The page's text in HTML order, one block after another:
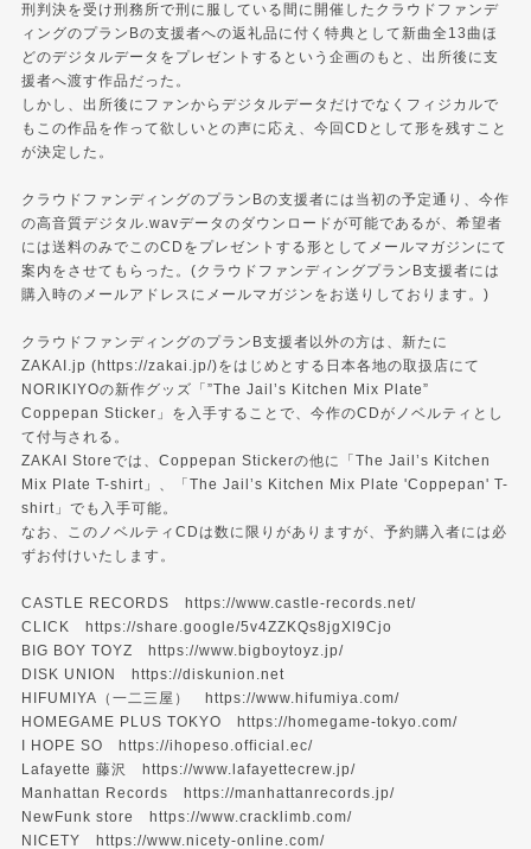
刑判決を受け刑務所で刑に服している間に開催したクラウドファンデ
ィングのプランBの支援者への返礼品に付く特典として新曲全13曲ほ
どのデジタルデータをプレゼントするという企画のもと、出所後に支
援者へ渡す作品だった。
しかし、出所後にファンからデジタルデータだけでなくフィジカルで
もこの作品を作って欲しいとの声に応え、今回CDとして形を残すこと
が決定した。
クラウドファンディングのプランBの支援者には当初の予定通り、今作
の高音質デジタル.wavデータのダウンロードが可能であるが、希望者
には送料のみでこのCDをプレゼントする形としてメールマガジンにて
案内をさせてもらった。(クラウドファンディングプランB支援者には
購入時のメールアドレスにメールマガジンをお送りしております。)
クラウドファンディングのプランB支援者以外の方は、新たに
ZAKAI.jp (https://zakai.jp/)をはじめとする日本各地の取扱店にて
NORIKIYOの新作グッズ「”The Jail’s Kitchen Mix Plate”
Coppepan Sticker」を入手することで、今作のCDがノベルティとし
て付与される。
ZAKAI Storeでは、Coppepan Stickerの他に「The Jail’s Kitchen
Mix Plate T-shirt」、「The Jail’s Kitchen Mix Plate 'Coppepan' T-
shirt」でも入手可能。
なお、このノベルティCDは数に限りがありますが、予約購入者には必
ずお付けいたします。
CASTLE RECORDS
https://www.castle-records.net/
CLICK
https://share.google/5v4ZZKQs8jgXl9Cjo
BIG BOY TOYZ
https://www.bigboytoyz.jp/
DISK UNION
https://diskunion.net
HIFUMIYA（一二三屋）
https://www.hifumiya.com/
HOMEGAME PLUS TOKYO
https://homegame-tokyo.com/
I HOPE SO
https://ihopeso.official.ec/
Lafayette 藤沢
https://www.lafayettecrew.jp/
Manhattan Records
https://manhattanrecords.jp/
NewFunk store
https://www.cracklimb.com/
NICETY
https://www.nicety-online.com/